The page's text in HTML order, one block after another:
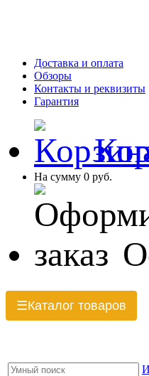
Доставка и оплата
Обзоры
Контакты и реквизиты
Гарантия
На сумму 0 руб.
☰Каталог товаров